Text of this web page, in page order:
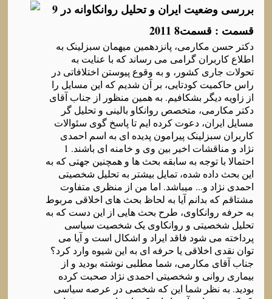
بررسی وضعیت ایران و تحلیل روانکاوانه در 9
قسمت : قسمت8 2011
دکتر حسن مکارمی، پانزدهمین میهمان سبزلینک به
اطلاع کاربران گرامی می رساند که با عنایت به
تحولات جاری کشور، و به وقوع پیوستن اختلافاتی در
راس حاکمیت کودتایی، بر آن شدیم که این مسایل را
از زاویه دیگر بشکافیم. به همین منظور از جناب آقای
دکتر مکارمی، متخصص روانکاو بالینی و تحلیل گر
مسایل ایران، دعوت کرده ایم تا پاسخ گوی سئوالات
کاربران سبزلینک پیرامون پدیده ای به اسم احمدی
نژاد و مناقشات اخیر بین وی و خامنه ای باشند. 1
احتمالا با توجه به سابقه بحث ها و همچنین جهتی که به
این بحث داده شده، تمایل بیشتر به تحلیل شخصیتی
احمدی نژاد و... میباشد. اما من از منظری متفاوت
مشتاقم که بدانم آیا به لحاظ بحث های اخلاقی مربوط
به حرفه روانکاوی، طرح بحث هایی از این دست که به
تحلیل شخصیتی و روانکاوی یک شخصیت سیاسی
پرداخته می شود فاقد ایراد و اشکال است و آیا می
توان نقدی اخلاقی یا حرفه ای به این شیوه وارد کرد؟
جناب آقای مکارمی، شما مطلبی نوشته بودید و از
بیماری روانی و شخصیتی احمدی نژاد صحبت کرده
بودید. به نظر شما این که شخصی در عرصه سیاسی